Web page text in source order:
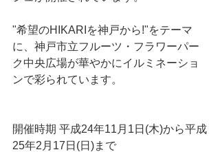
"希望のHIKARIを神戸から!"をテーマ
に、神戸市立フルー­ツ・フラワーパー
ク中央広場が華やかにイルミネーショ
ンで彩られています。
開催時期 平成24年11月1日(木)から平成
25年2月17日(日)まで